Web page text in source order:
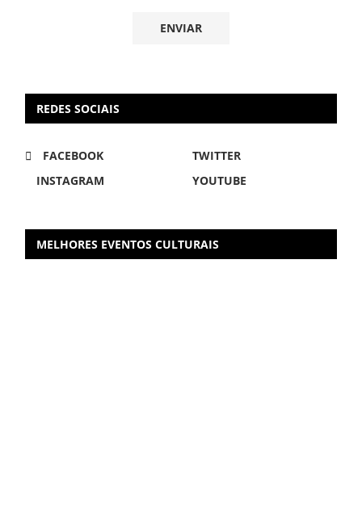
REDES SOCIAIS
FACEBOOK
TWITTER
INSTAGRAM
YOUTUBE
MELHORES EVENTOS CULTURAIS